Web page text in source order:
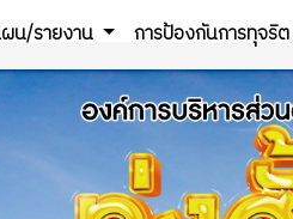
น/รายงาน การป้องกันการทุจริต